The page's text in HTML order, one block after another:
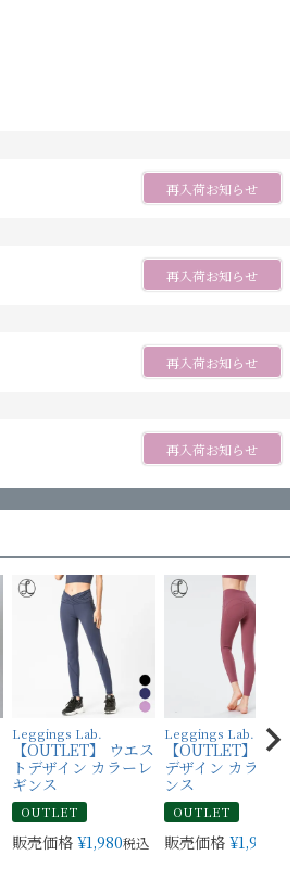
再入荷お知らせ
再入荷お知らせ
再入荷お知らせ
再入荷お知らせ
Leggings Lab.
【OUTLET】 ウエス
トデザイン カラーレ
ギンス
OUTLET
販売価格 ¥1,980税込
Leggings Lab.
【OUTLET】 バッ
デザイン カラーレ
ンス
OUTLET
販売価格 ¥1,980